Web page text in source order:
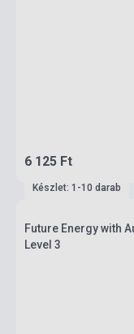
6 125 Ft
Készlet: 1-10 darab
Future Energy with
Level 3